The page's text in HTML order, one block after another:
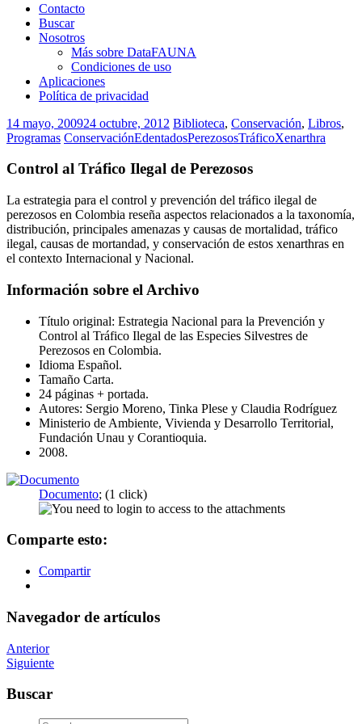
Contacto
Buscar
Nosotros
Más sobre DataFAUNA
Condiciones de uso
Aplicaciones
Política de privacidad
14 mayo, 200924 octubre, 2012 Biblioteca, Conservación, Libros,
Programas ConservaciónEdentadosPerezososTráficoXenarthra
Control al Tráfico Ilegal de Perezosos
La estrategia para el control y prevención del tráfico ilegal de
perezosos en Colombia reseña aspectos relacionados a la taxonomía,
distribución, principales amenazas y causas de mortalidad, tráfico
ilegal, causas de mortandad, y conservación de estos xenarthras en
el contexto Internacional y Nacional.
Información sobre el Archivo
Título original: Estrategia Nacional para la Prevención y
Control al Tráfico Ilegal de las Especies Silvestres de
Perezosos en Colombia.
Idioma Español.
Tamaño Carta.
24 páginas + portada.
Autores: Sergio Moreno, Tinka Plese y Claudia Rodríguez
Ministerio de Ambiente, Vivienda y Desarrollo Territorial,
Fundación Unau y Corantioquia.
2008.
Documento; (1 click)
Comparte esto:
Compartir
Navegador de artículos
Anterior
Siguiente
Buscar